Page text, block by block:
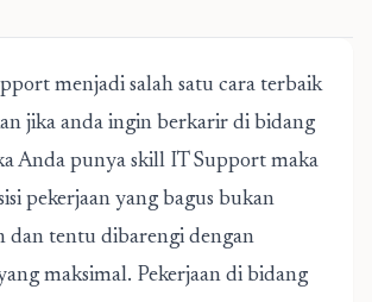
menjadi salah satu cara terbaik
jika anda ingin berkarir di bidang
Anda punya skill IT Support maka
pekerjaan yang bagus bukan
dan tentu dibarengi dengan
maksimal. Pekerjaan di bidang